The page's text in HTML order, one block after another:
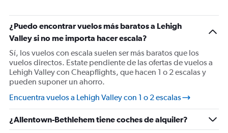
has
1
axis
displaying
values.
Range:
-10
30.
¿Puedo encontrar vuelos más baratos a Lehigh
Valley si no me importa hacer escala?
Sí, los vuelos con escala suelen ser más baratos que los
vuelos directos. Estate pendiente de las ofertas de vuelos a
Lehigh Valley con Cheapflights, que hacen 1 o 2 escalas y
pueden suponer un ahorro.
Encuentra vuelos a Lehigh Valley con 1 o 2 escalas
¿Allentown-Bethlehem tiene coches de alquiler?